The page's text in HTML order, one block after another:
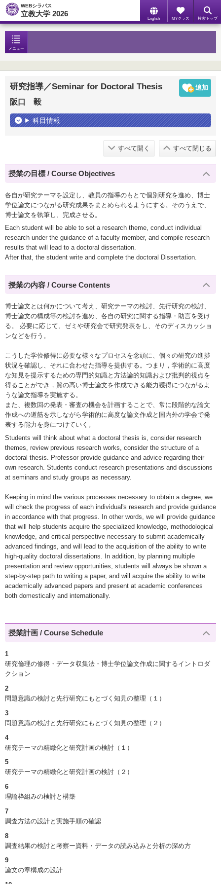
WEBシラバス
立教大学 2026
English MYクラス 検索トップ
メニュー
研究指導／Seminar for Doctoral Thesis
阪口 毅
科目情報
すべて開く すべて閉じる
授業の目標 / Course Objectives
各自が研究テーマを設定し、教員の指導のもとで個別研究を進め、博士
学位論文につながる研究成果をまとめられるようにする。そのうえで、
博士論文を執筆し、完成させる。
Each student will be able to set a research theme, conduct individual
research under the guidance of a faculty member, and compile research
results that will lead to a doctoral dissertation.
After that, the student write and complete the doctoral Dissertation.
授業の内容 / Course Contents
博士論文とは何かについて考え、研究テーマの検討、先行研究の検討、
博士論文の構成等の検討を進め、各自の研究に関する指導・助言を受け
る。 必要に応じて、ゼミや研究会で研究発表をし、そのディスカッショ
ンなどを行う。
こうした学位修得に必要な様々なプロセスを念頭に、個々の研究の進捗
状況を確認し、それに合わせた指導を提供する。つまり，学術的に高度
な知見を提示するための専門的知識と方法論的知識および批判的視点を
得ることができ，質の高い博士論文を作成できる能力獲得につながるよ
うな論文指導を実施する。
また、複数回の発表・審査の機会を計画することで、常に段階的な論文
作成への道筋を示しながら学術的に高度な論文作成と国内外の学会で発
表する能力を身につけていく。
Students will think about what a doctoral thesis is, consider research
themes, review previous research works, consider the structure of a
doctoral thesis. Professor provide guidance and advice regarding their
own research. Students conduct research presentations and discussions
at seminars and study groups as necessary.
Keeping in mind the various processes necessary to obtain a degree, we
will check the progress of each individual's research and provide guidance
in accordance with that progress. In other words, we will provide guidance
that will help students acquire the specialized knowledge, methodological
knowledge, and critical perspective necessary to submit academically
advanced findings, and will lead to the acquisition of the ability to write
high-quality doctoral dissertations. In addition, by planning multiple
presentation and review opportunities, students will always be shown a
step-by-step path to writing a paper, and will acquire the ability to write
academically advanced papers and present at academic conferences
both domestically and internationally.
授業計画 / Course Schedule
1
研究倫理の修得・データ収集法・博士学位論文作成に関するイントロダ
クション
2
問題意識の検討と先行研究にもとづく知見の整理（１）
3
問題意識の検討と先行研究にもとづく知見の整理（２）
4
研究テーマの精緻化と研究計画の検討（１）
5
研究テーマの精緻化と研究計画の検討（２）
6
理論枠組みの検討と構築
7
調査方法の設計と実施手順の確認
8
調査結果の検討と考察ー資料・データの読み込みと分析の深め方
9
論文の章構成の設計